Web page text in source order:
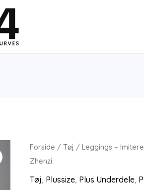
Forside /Tøj / Leggings –
Zhenzi
Tøj Plussize Plus Underdele